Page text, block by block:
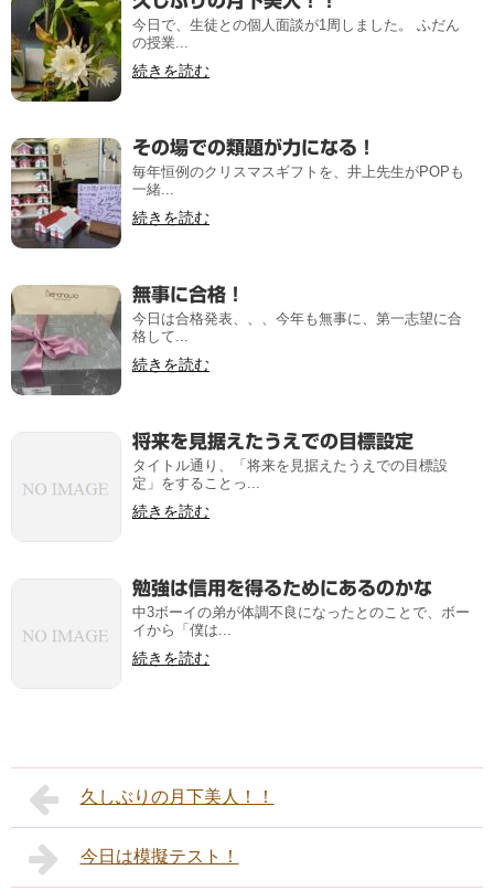
今日で、生徒との個人面談が1周しました。 ふだん
の授業...
続きを読む
その場での類題が力になる！
毎年恒例のクリスマスギフトを、井上先生がPOPも
一緒...
続きを読む
無事に合格！
今日は合格発表、、、今年も無事に、第一志望に合
格して...
続きを読む
将来を見据えたうえでの目標設定
タイトル通り、「将来を見据えたうえでの目標設
定」をすることっ...
続きを読む
勉強は信用を得るためにあるのかな
中3ボーイの弟が体調不良になったとのことで、ボー
イから「僕は...
続きを読む
久しぶりの月下美人！！
今日は模擬テスト！